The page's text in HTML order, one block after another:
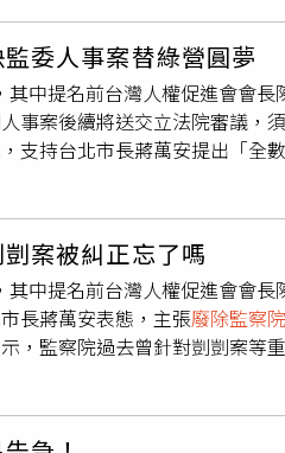
除，讓憲法更符合台灣現行的
緊說服國民黨支持修憲。
委人事案替綠營圓夢
中提名前台灣人權促進會會
事案後續將送交立法院審議，
支持台北市長蔣萬安提出「全
，「一個都不要給過」，以展
這屆監委任期將於7月底屆滿
與民眾黨在立法院審查時全面
，賴清德所提出的監委名單中
次超過民進黨，至少也應保留
黨。他也批評，民進黨在野
察院長的陳永興是「大獨派」
長陳菊當年被提名時曾公開
達只是賴清德的政治權謀，目
在監察院也難以發揮實質功能
案被糾正忘了嗎
中提名前台灣人權促進會會
長蔣萬安表態，主張廢除監察院
，監察院過去曾針對剴剴案等
」，令人難以認同。新一屆監
過。由於民眾黨已表態堅持「